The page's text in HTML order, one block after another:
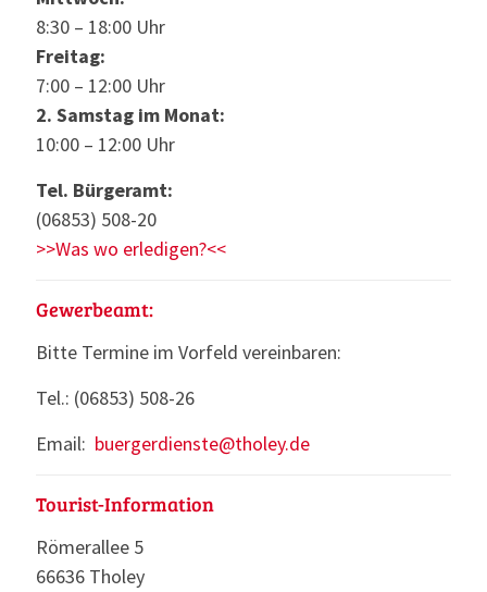
8:30 – 18:00 Uhr
Freitag:
7:00 – 12:00 Uhr
2. Samstag im Monat:
10:00 – 12:00 Uhr
Tel. Bürgeramt:
(06853) 508-20
>>Was wo erledigen?<<
Gewerbeamt:
Bitte Termine im Vorfeld vereinbaren:
Tel.: (06853) 508-26
Email: buergerdienste@tholey.de
Tourist-Information
Römerallee 5
66636 Tholey